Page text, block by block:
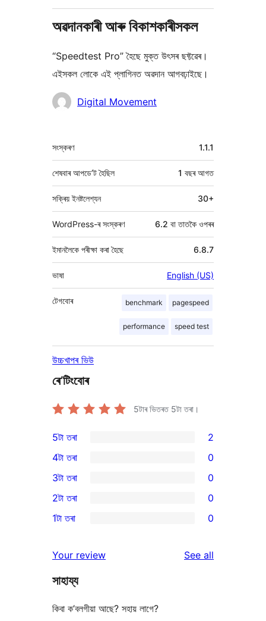
অৱদানকাৰী আৰু বিকাশকাৰীসকল
“Speedtest Pro” হৈছে মুক্ত উৎসৰ ছফ্টৱেৰ।
এইসকল লোকে এই প্লাগিনত অৱদান আগবঢ়াইছে।
অৱদানকাৰীসকলDigital Movement
মেটা 1.1.1
সংস্কৰণ
1 বছৰআগত
শেষবাৰ আপডে’ট হৈছিল
সক্ৰিয় ইনষ্টলেশ্যন 30+
WordPress-ৰ সংস্কৰণ 6.2 বা তাতকৈ ওপৰৰ
ইমানলৈকে পৰীক্ষা কৰা হৈছে 6.8.7
ভাষা English (US)
benchmark pagespeed
performance speed test
টেগবোৰ
উচ্চখাপৰ ভিউ
ৰে’টিংবোৰ
5টাৰ ভিতৰত 5টা তৰা।
2
5-
star
reviews
5টা তৰা 2
4-
star
reviews
4টা তৰা 0
0
3-
star
3টা তৰা 0
2-
reviews
2টা তৰা 0
star
reviews
1টা তৰা 0
Your review See all
সাহায্য
কিবা ক’বলগীয়া আছে? সহায় লাগে?